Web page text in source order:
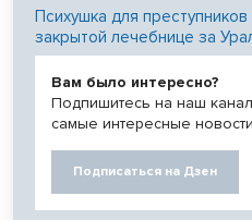
Психушка для
закрытой лечебнице за
Вам было интересно?
Подпишитесь на наш
самые интересные
Подписаться на Дзен